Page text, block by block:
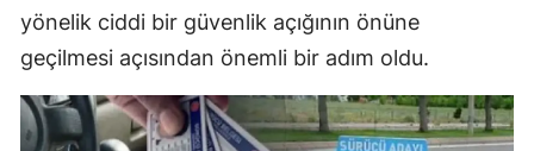
yönelik ciddi bir güvenlik açığının önüne
geçilmesi açısından önemli bir adım oldu.